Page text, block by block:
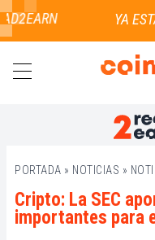
PORTADA » NOTICIAS »
Cripto: La SEC
importantes para